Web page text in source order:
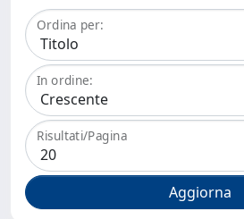
Ordina per:
In ordine:
Risultati/Pagina